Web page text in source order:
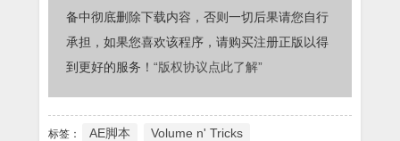
备中彻底删除下载内容，否则一切后果请您自行
承担，如果您喜欢该程序，请购买注册正版以得
到更好的服务！ “版权协议点此了解”
标签： AE脚本 Volume n' Tricks